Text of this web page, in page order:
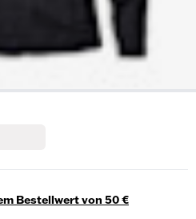
Bestellwert von 50 €